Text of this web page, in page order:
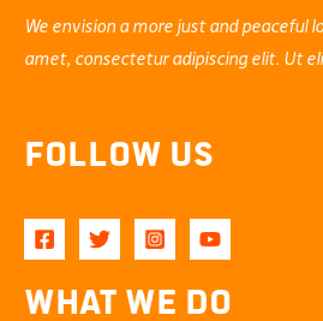
We envision a more just and peaceful
amet, consectetur adipiscing elit. Ut
Follow Us
What We Do